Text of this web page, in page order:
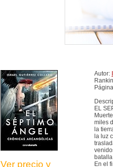
Ver precio y
Autor:
EL
miles
la
la luz
En el